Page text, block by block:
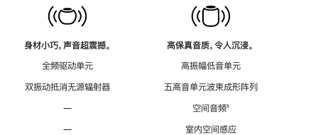
身材小巧，声音超震撼。
全频驱动单元
双振动抵消无源辐射器
—
—
高保真音质，令人沉浸。
高振幅低音单元
五高音单元波束成形阵列
空间音频脚
¹
室内空间感应